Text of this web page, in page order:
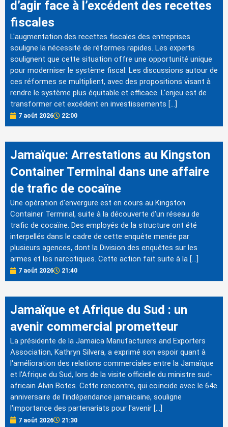
d’agir face à l’excédent des recettes
fiscales
L'augmentation des recettes fiscales des entreprises
souligne la nécessité de réformes rapides. Les experts
soulignent que cette situation offre une opportunité unique
pour moderniser le système fiscal. Les discussions autour de
ces réformes se multiplient, avec des propositions visant à
rendre le système plus équitable et efficace. L'enjeu est de
transformer cet excédent en investissements […]
7 août 2026 22:00
Jamaïque: Arrestations au Kingston
Container Terminal dans une affaire
de trafic de cocaïne
Une opération d'envergure est en cours au Kingston
Container Terminal, suite à la découverte d'un réseau de
trafic de cocaïne. Des employés de la structure ont été
interpellés dans le cadre de cette enquête menée par
plusieurs agences, dont la Division des enquêtes sur les
armes et les narcotiques. Cette action fait suite à la […]
7 août 2026 21:40
Jamaïque et Afrique du Sud : un
avenir commercial prometteur
La présidente de la Jamaica Manufacturers and Exporters
Association, Kathryn Silvera, a exprimé son espoir quant à
l'amélioration des relations commerciales entre la Jamaïque
et l'Afrique du Sud, lors de la visite officielle du ministre sud-
africain Alvin Botes. Cette rencontre, qui coïncide avec le 64e
anniversaire de l'indépendance jamaïcaine, souligne
l'importance des partenariats pour l'avenir […]
7 août 2026 21:30